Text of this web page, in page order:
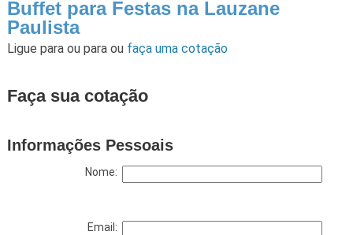
Buffet para Festas na Lauzane
Paulista
Ligue para ou para ou faça uma cotação
Faça sua cotação
Informações Pessoais
Nome:
Email: